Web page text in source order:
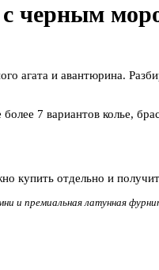
черным
агата и авантюрина.
7 вариантов колье,
купить отдельно и
и премиальная латунная